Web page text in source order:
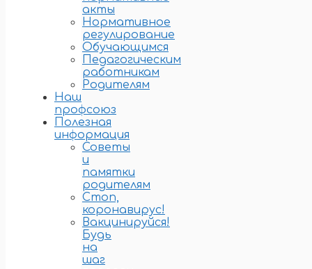
акты
Нормативное
регулирование
Обучающимся
Педагогическим
работникам
Родителям
Наш
профсоюз
Полезная
информация
Советы
и
памятки
родителям
Стоп,
коронавирус!
Вакцинируйся!
Будь
на
шаг